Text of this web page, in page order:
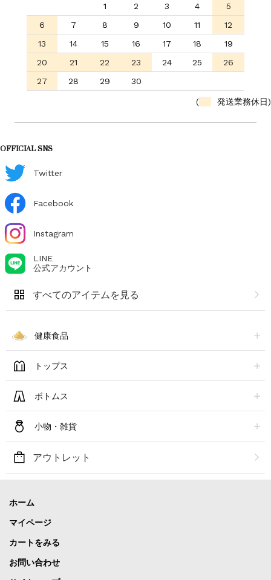
1 2 3 4
5
6
7 8 9 10 11
12
13
14 15 16 17 18
19
20
21 22 23 24 25
26
27
28 29 30
( 発送業務休日)
OFFICIAL SNS
Twitter
Facebook
Instagram
LINE
公式アカウント
すべてのアイテムを見る
健康食品
トップス
ボトムス
小物・雑貨
アウトレット
ホーム
マイページ
カートをみる
お問い合わせ